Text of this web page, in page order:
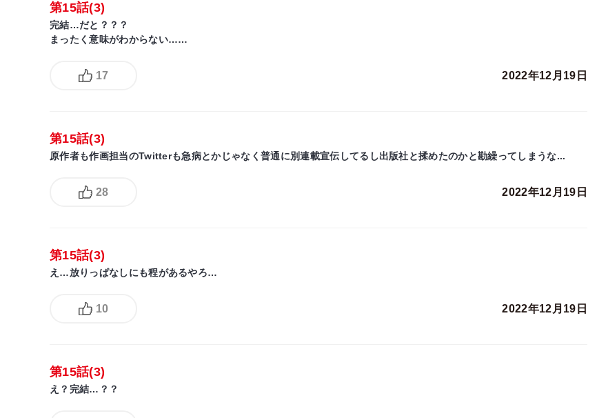
第15話(3)
完結…だと？？？
まったく意味がわからない……
17 2022年12月19日
第15話(3)
原作者も作画担当のTwitterも急病とかじゃなく普通に別連載宣伝してるし出版社と揉めたのかと勘繰ってしまうな...
28 2022年12月19日
第15話(3)
え…放りっぱなしにも程があるやろ…
10 2022年12月19日
第15話(3)
え？完結…？？